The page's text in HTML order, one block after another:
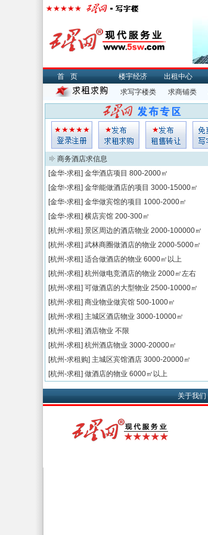
首页 楼宇经济 出租中心
求写字楼类
求商铺类
商务酒店求信息
[金华-求租] 金华酒店项目 800-2000㎡
[金华-求租] 金华能做酒店的项目 3000-15000㎡
[金华-求租] 金华做宾馆的项目 1000-2000㎡
[金华-求租] 横店宾馆 200-300㎡
[杭州-求租] 景区周边的酒店物业 2000-100000㎡
[杭州-求租] 武林商圈做酒店的物业 2000-5000㎡
[杭州-求租] 适合做酒店的物业 6000㎡以上
[杭州-求租] 杭州做电竞酒店的物业 2000㎡左右
[杭州-求租] 可做酒店的大型物业 2500-10000㎡
[杭州-求租] 商业物业做宾馆 500-1000㎡
[杭州-求租] 主城区酒店物业 3000-10000㎡
[杭州-求租] 酒店物业 不限
[杭州-求租] 杭州酒店物业 3000-20000㎡
[杭州-求租购] 主城区宾馆酒店 3000-20000㎡
[杭州-求租] 做酒店的物业 6000㎡以上
关于我们